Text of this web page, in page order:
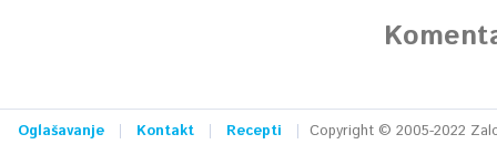
Oglašavanje Kontakt Recepti Copyright © 2005-2022